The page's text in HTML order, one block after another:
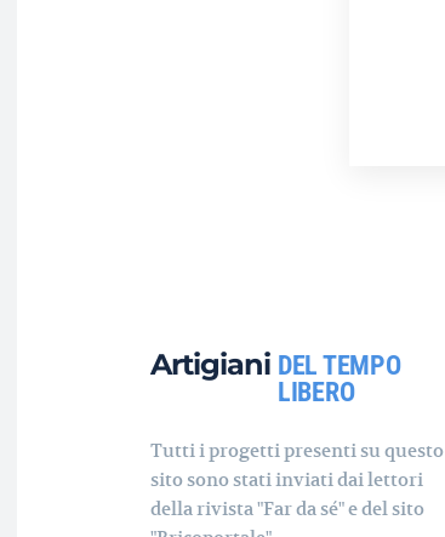
Artigiani DEL TEMPO
LIBERO
Tutti i progetti presenti su questo
sito sono stati inviati dai lettori
della rivista "Far da sé" e del sito